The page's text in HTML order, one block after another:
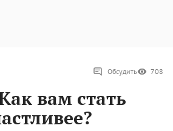
Обсудить 708
вам стать